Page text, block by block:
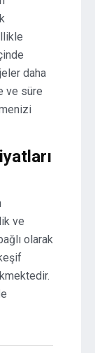
daha
ve süre
ve
olarak